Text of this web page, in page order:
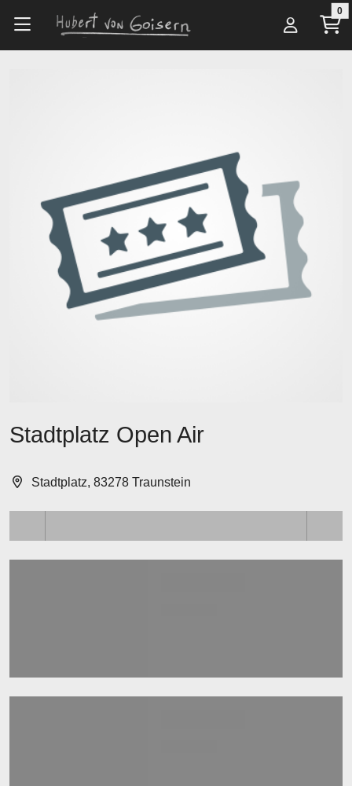
Zum Hauptinhalt springen 0
Alle Artikel
Veranstaltungsorte
Stadtplatz Open Air
Stadtplatz, 83278 Traunstein